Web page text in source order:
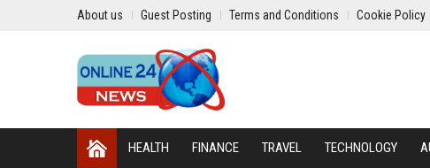
About us Guest Posting Terms and Conditions Cookie Policy
HEALTH FINANCE TRAVEL TECHNOLOGY